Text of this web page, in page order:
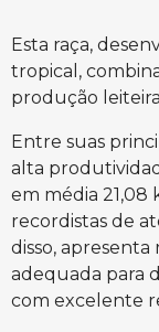
Esta raça,
tropical,
produção
Entre suas
alta
em média 21,08
recordistas de
disso,
adequada para
com excelente